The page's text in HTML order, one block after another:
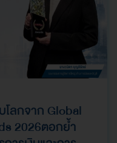
โลกจาก Global
2026ตอกย้ำ